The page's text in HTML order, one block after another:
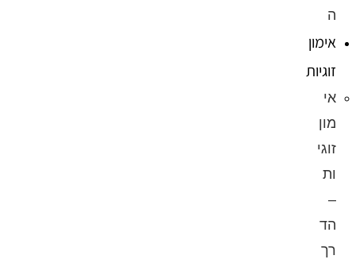
ה
אימון
זוגיות
אי
מון
זוגי
ות
–
הד
רך